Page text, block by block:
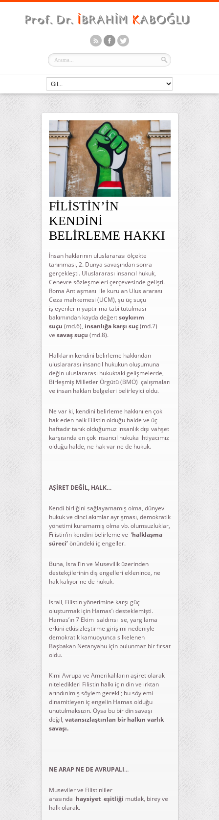
FİLİSTİN’İN
KENDİNİ
BELİRLEME HAKKI
İnsan haklarının uluslararası ölçekte
tanınması, 2. Dünya savaşından sonra
gerçekleşti. Uluslararası insancıl hukuk,
Cenevre sözleşmeleri çerçevesinde gelişti.
Roma Antlaşması ile kurulan Uluslararası
Ceza mahkemesi (UCM), şu üç suçu
işleyenlerin yaptırıma tabi tutulması
bakımından kayda değer:soykırım
suçu (md.6), insanlığa karşı suç(md.7)
ve savaş suçu (md.8).
Halkların kendini belirleme hakkından
uluslararası insancıl hukukun oluşumuna
değin uluslararası hukuktaki gelişmelerde,
Birleşmiş Milletler Örgütü (BMÖ) çalışmaları
ve insan hakları belgeleri belirleyici oldu.
Ne var ki, kendini belirleme hakkını en çok
hak eden halk Filistin olduğu halde ve üç
haftadır tanık olduğumuz insanlık dışı vahşet
karşısında en çok insancıl hukuka ihtiyacımız
olduğu halde, ne hak var ne de hukuk.
AŞİRET DEĞİL, HALK…
Kendi birliğini sağlayamamış olma, dünyevi
hukuk ve dinci akımlar ayrışması, demokratik
yönetimi kuramamış olma vb. olumsuzluklar,
Filistin’in kendini belirleme ve ‘halklaşma
süreci’önündeki iç engeller.
Buna, İsrail’in ve Musevilik üzerinden
destekçilerinin dış engelleri eklenince, ne
hak kalıyor ne de hukuk.
İsrail, Filistin yönetimine karşı güç
oluşturmak için Hamas’ı desteklemişti.
Hamas’ın 7 Ekim saldırısı ise, yargılama
erkini etkisizleştirme girişimi nedeniyle
demokratik kamuoyunca silkelenen
Başbakan Netanyahu için bulunmaz bir fırsat
oldu.
Kimi Avrupa ve Amerikalıların aşiret olarak
niteledikleri Filistin halkı için din ve ırktan
arındırılmış söylem gerekli; bu söylemi
dinamitleyen iç engelin Hamas olduğu
unutulmaksızın. Oysa bu bir din savaşı
değil, vatansızlaştırılan bir halkın varlık
savaşı.
NE ARAP NE DE AVRUPALI…
Museviler ve Filistinliler
arasında haysiyet eşitliği mutlak, birey ve
halk olarak.